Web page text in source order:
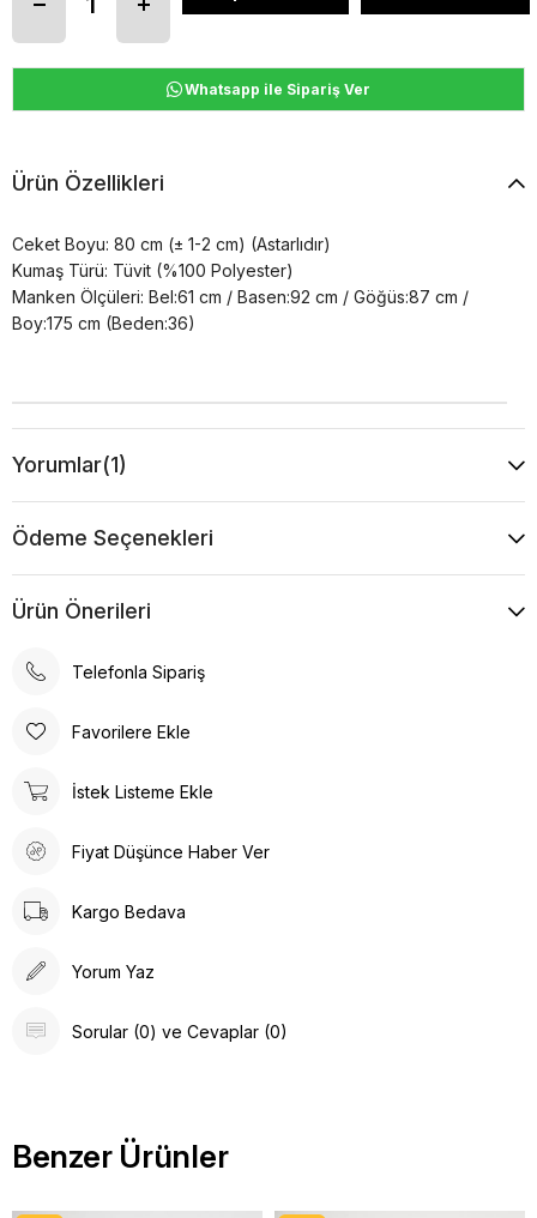
Whatsapp ile Sipariş Ver
Ürün Özellikleri
Ceket Boyu: 80 cm (± 1-2 cm) (Astarlıdır)
Kumaş Türü: Tüvit (%100 Polyester)
Manken Ölçüleri: Bel:61 cm / Basen:92 cm / Göğüs:87 cm /
Boy:175 cm (Beden:36)
Yorumlar(1)
Ödeme Seçenekleri
Ürün Önerileri
Telefonla Sipariş
Favorilere Ekle
İstek Listeme Ekle
Fiyat Düşünce Haber Ver
Kargo Bedava
Yorum Yaz
Sorular (0) ve Cevaplar (0)
Benzer Ürünler